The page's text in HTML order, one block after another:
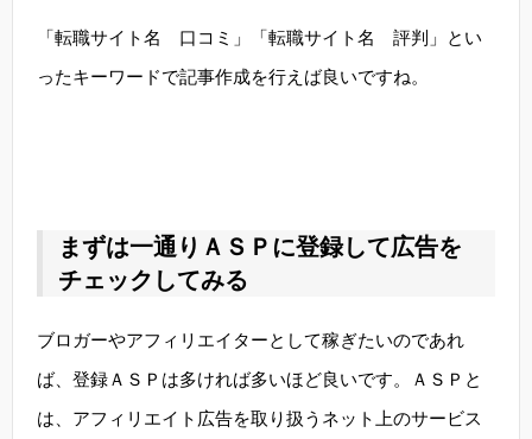
「転職サイト名 口コミ」「転職サイト名 評判」とい
ったキーワードで記事作成を行えば良いですね。
まずは一通りＡＳＰに登録して広告を
チェックしてみる
ブロガーやアフィリエイターとして稼ぎたいのであれ
ば、登録ＡＳＰは多ければ多いほど良いです。ＡＳＰと
は、アフィリエイト広告を取り扱うネット上のサービス